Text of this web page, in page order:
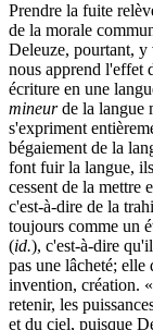
Prendre la fuite
de la morale
Deleuze, pourtant,
nous apprend l'effet
écriture en une
mineurde la langue
s'expriment
bégaiement de la
font fuir la langue,
cessent de la mettre
c'est-à-dire de la
toujours comme un
(id.), c'est-à-dire
pas une lâcheté; elle
invention, création.
retenir, les
et du ciel, puisque